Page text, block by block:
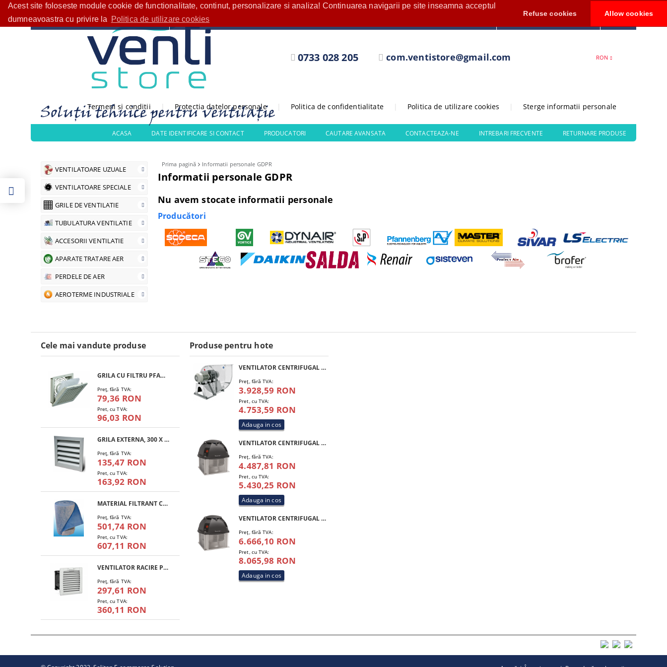
Acest site foloseste module cookie de functionalitate, continut, personalizare si analiza! Continuarea navigarii pe site inseamna acceptul
dumneavoastra cu privire la
Politica de utilizare cookies
Refuse cookies Allow cookies
Bine ați venit!
0733 028 205 com.ventistore@gmail.com RON
Termeni si conditii Protectia datelor personale Politica de confidentialitate Politica de utilizare cookies Sterge informatii personale
CATEGORII PRODUSE Contul meu 0
ACASA DATE IDENTIFICARE SI CONTACT PRODUCATORI CAUTARE AVANSATA CONTACTEAZA-NE INTREBARI FRECVENTE RETURNARE PRODUSE
VENTILATOARE UZUALE
VENTILATOARE SPECIALE
GRILE DE VENTILATIE
TUBULATURA VENTILATIE
ACCESORII VENTILATIE
APARATE TRATARE AER
PERDELE DE AER
AEROTERME INDUSTRIALE
Prima pagină Informatii personale GDPR
Informatii personale GDPR
Nu avem stocate informatii personale
Producători
Cele mai vandute produse
GRILA CU FILTRU PFANNENBERG PFA 10.000
Preţ, fără TVA:
79,36 RON
Pret, cu TVA:
96,03 RON
GRILA EXTERNA, 300 X 300 MM
Preţ, fără TVA:
135,47 RON
Pret, cu TVA:
163,92 RON
MATERIAL FILTRANT CLASA G4 - RULOU
Preţ, fără TVA:
501,74 RON
Pret, cu TVA:
607,11 RON
VENTILATOR RACIRE PFANNENBERG PF 11.000
Preţ, fără TVA:
297,61 RON
Pret, cu TVA:
360,11 RON
Produse pentru hote
VENTILATOR CENTRIFUGAL SIVAR CF 1,5 HP 250 M4 INOX
Preţ, fără TVA:
3.928,59 RON
Pret, cu TVA:
4.753,59 RON
VENTILATOR CENTRIFUGAL DE ACOPERIS FRANCE AIR SIMOUN 5000 4P T F400
Preţ, fără TVA:
4.487,81 RON
Pret, cu TVA:
5.430,25 RON
VENTILATOR CENTRIFUGAL DE ACOPERIS FRANCE AIR SIMOUN 8000 4P T F400
Preţ, fără TVA:
6.666,10 RON
Pret, cu TVA:
8.065,98 RON